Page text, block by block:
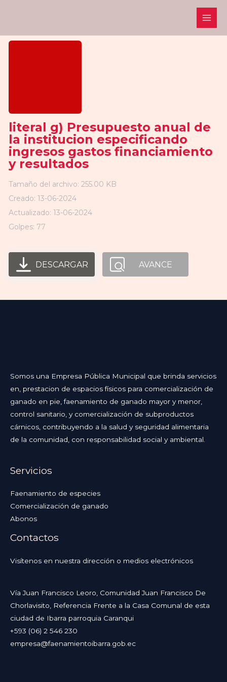
literal g) Presupuesto anual de
la institucion especificando
ingresos gastos financiamiento
y resultados
Tamaño del archivo: 255.00 KB
Creado: 13-06-2024
Actualizado: 13-06-2024
Golpes: 77
DESCARGAR AVANCE
Somos una Empresa Pública Municipal que brinda servicios
en, prestacion de espacios físicos para comercialización de
ganado en pie, faenamiento de ganado mayor y menor,
control sanitario, y comercialización de subproductos
cárnicos, contribuyendo a la salud y seguridad alimentaria
de la comunidad, con responsabilidad social y ambiental.
Servicios
Faenamiento de especies
Comercialización de ganado
Abonos
Contactos
Visítenos en nuestra dirección o medios electrónicos
Vía Juan Francisco Leoro, Comunidad Juan Francisco De
Chorlavisito, Referencia Frente a la Casa Comunal de esta
ciudad de Ibarra parroquia Caranqui
+593 (06) 2 546 230
empresa@faenamientoibarra.gob.ec